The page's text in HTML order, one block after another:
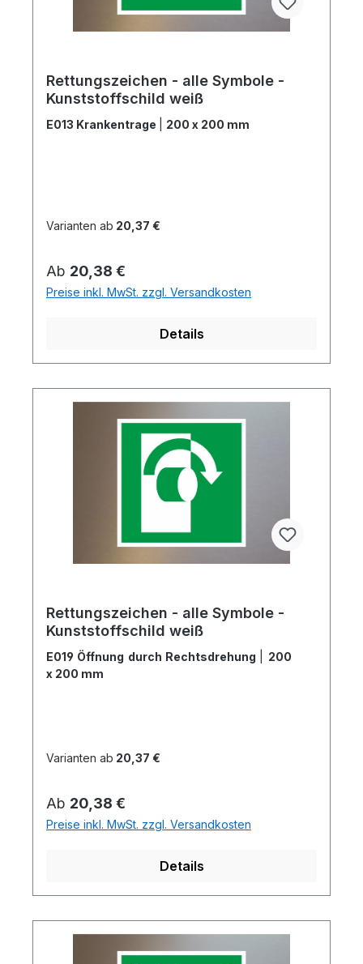
Rettungszeichen - alle Symbole -
Kunststoffschild weiß
E013 Krankentrage 200 x 200 mm
Varianten ab 20,37 €
Regulärer Preis:
Ab 20,38 €
Preise inkl. MwSt. zzgl. Versandkosten
Details
Rettungszeichen - alle Symbole -
Kunststoffschild weiß
E019 Öffnung durch Rechtsdrehung
200
x 200 mm
Varianten ab 20,37 €
Regulärer Preis:
Ab 20,38 €
Preise inkl. MwSt. zzgl. Versandkosten
Details